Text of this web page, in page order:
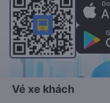
Vé xe khách